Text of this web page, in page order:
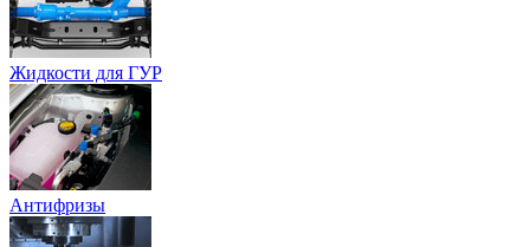
Жидкости для ГУР
Антифризы